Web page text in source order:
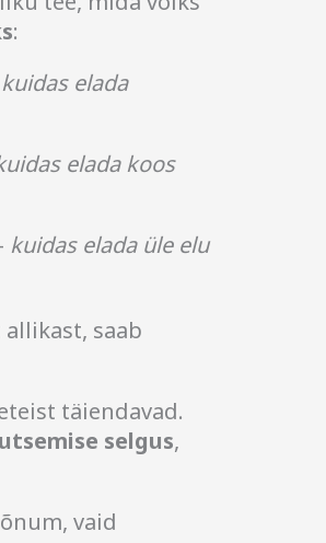
:
kuidas elada
elada koos
kuidas elada üle elu
saab
täiendavad.
selgus,
vaid